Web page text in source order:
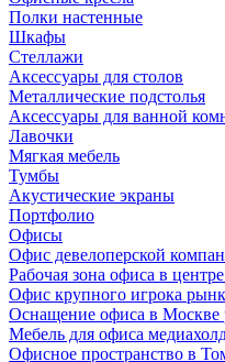
Полки настенные
Шкафы
Стеллажи
Аксессуары для столов
Металлические подстолья
Аксессуары для ванной
Лавочки
Мягкая мебель
Тумбы
Акустические экраны
Портфолио
Офисы
Офис девелоперской
Рабочая зона офиса в
Офис крупного игрока
Оснащение офиса в Москве
Мебель для офиса
Офисное пространство в